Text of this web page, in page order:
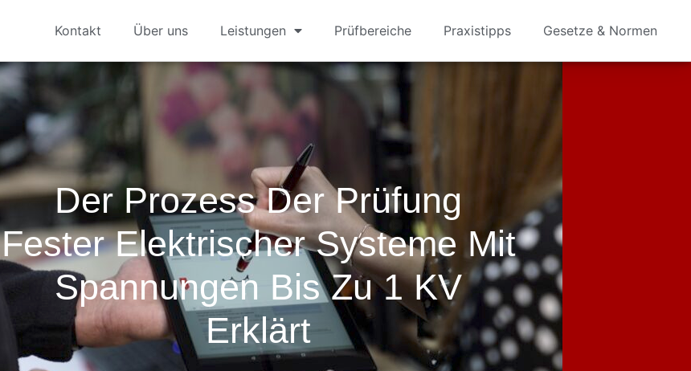
Kontakt Über uns Leistungen Prüfbereiche Praxistipps Gesetze & Normen
Der Prozess Der Prüfung
Fester Elektrischer Systeme Mit
Spannungen Bis Zu 1 KV
Erklärt